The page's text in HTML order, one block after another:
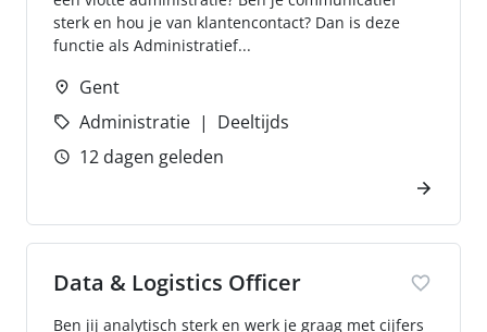
sterk en hou je van klantencontact? Dan is deze
functie als Administratief...
Gent
Administratie
Deeltijds
12 dagen geleden
Data & Logistics Officer
Ben jij analytisch sterk en werk je graag met cijfers